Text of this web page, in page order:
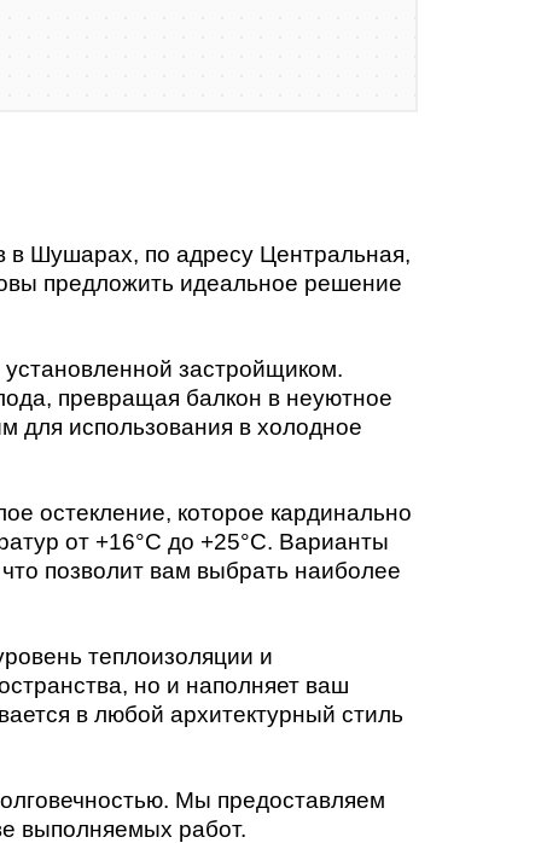
в Шушарах, по адресу Центральная,
предложить идеальное решение
застройщиком.
превращая балкон в неуютное
для использования в холодное
остекление, которое кардинально
от +16°C до +25°C. Варианты
позволит вам выбрать наиболее
теплоизоляции и
но и наполняет ваш
в любой архитектурный стиль
Мы предоставляем
выполняемых работ.